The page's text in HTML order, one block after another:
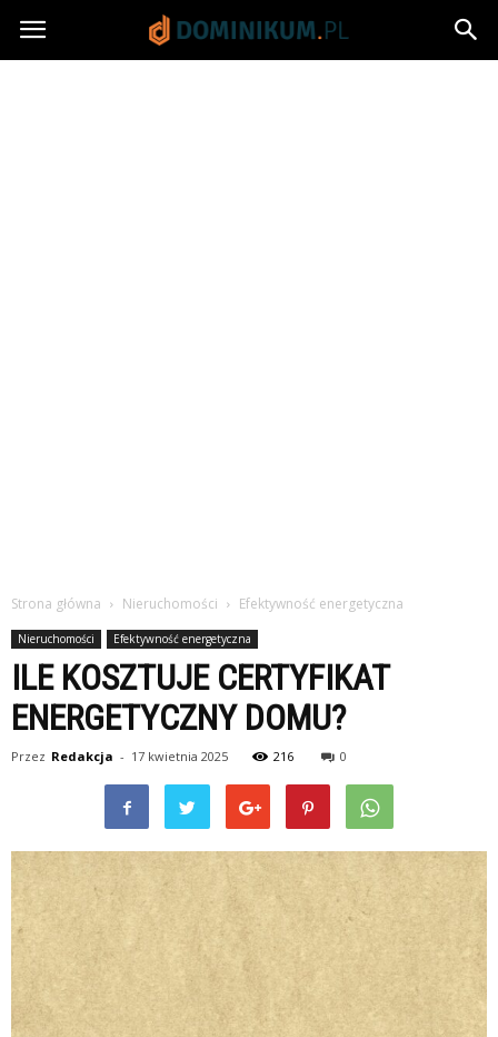
Dominikum.pl
Strona główna Nieruchomości Efektywność energetyczna
Nieruchomości Efektywność energetyczna
ILE KOSZTUJE CERTYFIKAT
ENERGETYCZNY DOMU?
Przez Redakcja - 17 kwietnia 2025 216 0